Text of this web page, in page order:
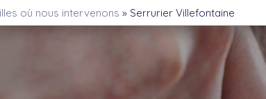
où nous intervenons » Serrurier Villefontaine